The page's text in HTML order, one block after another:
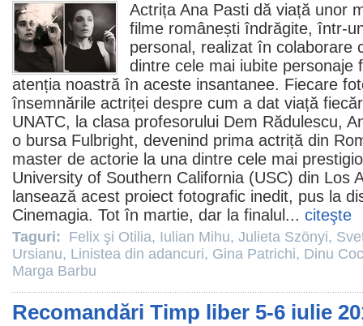
Actrița Ana Pasti dă viață unor
filme românești îndrăgite, într-
personal, realizat în colaborare
dintre cele mai iubite personaje
atenția noastră în aceste insantanee. Fiecare
însemnările actriței despre cum a dat viață
UNATC, la clasa profesorului Dem Rădulescu,
o bursa Fulbright, devenind prima actriță din
master de actorie la una dintre cele mai
University of Southern California (USC) din Los
lansează acest proiect fotografic inedit, pus la
Cinemagia. Tot în martie, dar la finalul... citeşte
Taguri: Felix şi Otilia, Iulian Mihu, Julieta Szönyi,
Ursianu, Linistea din adancuri, Gina Patrichi, Dinu
Marga Barbu
Recomandări Timp liber 5-6 iulie